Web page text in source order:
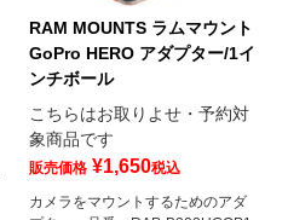
RAM MOUNTS ラムマウント
GoPro HERO アダプター/1イ
ンチボール
こちらはお取りよせ・予約対
象商品です
販売価格 ¥1,650税込
カメラをマウントするためのアダ